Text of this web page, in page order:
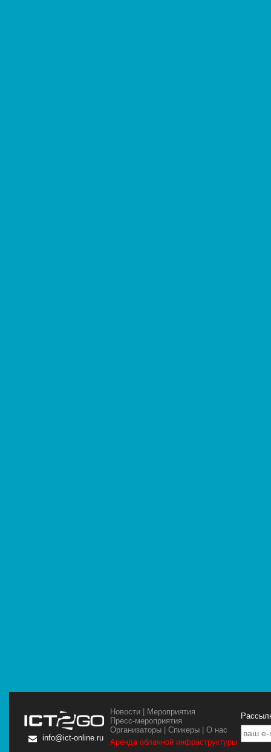
info@ict-online.ru
Новости | Мероприятия
Пресс-мероприятия
Организаторы |Спикеры |О нас
Аренда облачной инфраструктуры